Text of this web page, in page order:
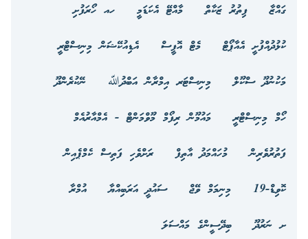
ގައްޒާ
ފިތުރު ޒަކާތް މާއްޓޭ އެކަޑަމީ
ހއ ހޯރަފުށި
ކުޅުދުއްފުށީ އެއާޕޯޓް
މެޓް އޮފީސް
އެޑިއުކޭޝަން މިނިސްޓްރީ
މަކުނުދޫ ސްކޫލް
މިނިސްޓަރ އިމްރާން އަބްދުﷲ
ނޭކުރެންދޫ
ހޯމް މިނިސްޓްރީ
މައުމޫން ރިފޯމް މޫވްމަންޓް - އެމްއާރުއެމް
ފަތުރުވެރިން
މުހައްމަދު އާތިފް
ރަށްވެހި ފަތިސް ކެމްޕެއިން
ކޮވިޑް-19
މިނިމަމް ވޭޖް ސައުދީ އަރަބިއްޔާ
އުމްރާ
ށ ނަރުދޫ
ބިދޭސީންގެ މައްސަލަ